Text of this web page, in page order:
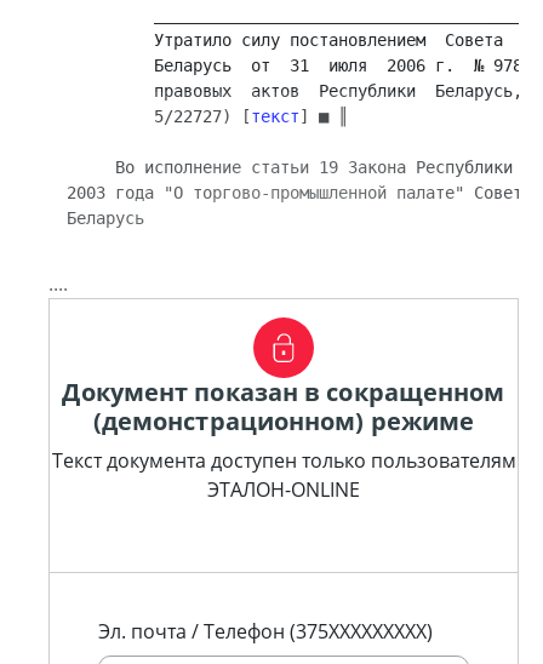
Утратило силу постановлением  Совета
Беларусь  от  31  июля  2006 г.  № 978
правовых  актов  Республики  Беларусь,
         5/22727) [
текст] ■ ║
Во исполнение статьи 19 Закона Республики
2003 года "О торгово-промышленной палате" Совет
Беларусь
....
Документ показан в сокращенном
(демонстрационном) режиме
Текст документа доступен только пользователям
ЭТАЛОН-ONLINE
Эл. почта / Телефон (375XXXXXXXXX)